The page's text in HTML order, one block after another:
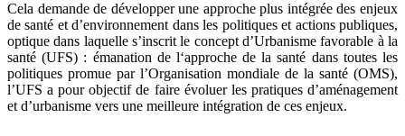
Cela demande de développer une approche plus intégrée des enjeux
de santé et d’environnement dans les politiques et actions publiques,
optique dans laquelle s’inscrit le concept d’Urbanisme favorable à la
santé (UFS) : émanation de l‘approche de la santé dans toutes les
politiques promue par l’Organisation mondiale de la santé (OMS),
l’UFS a pour objectif de faire évoluer les pratiques d’aménagement
et d’urbanisme vers une meilleure intégration de ces enjeux.